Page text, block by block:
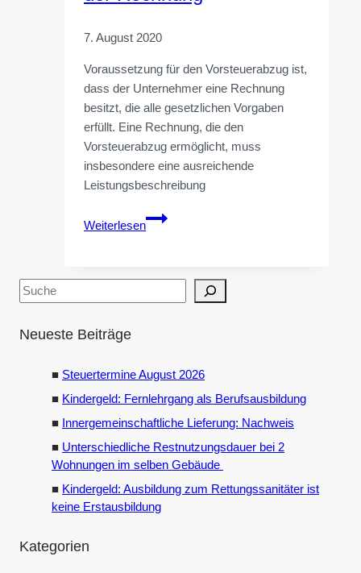
7. August 2020
Voraussetzung für den Vorsteuerabzug ist,
dass der Unternehmer eine Rechnung
besitzt, die alle gesetzlichen Vorgaben
erfüllt. Eine Rechnung, die den
Vorsteuerabzug ermöglicht, muss
insbesondere eine ausreichende
Leistungsbeschreibung
Weiterlesen
Vorsteuer:
Leistungsbeschreibung
Suchen
Neueste Beiträge
Steuertermine August 2026
Kindergeld: Fernlehrgang als Berufsausbildung
Innergemeinschaftliche Lieferung: Nachweis
Unterschiedliche Restnutzungsdauer bei 2
Wohnungen im selben Gebäude
Kindergeld: Ausbildung zum Rettungssanitäter ist
keine Erstausbildung
Kategorien